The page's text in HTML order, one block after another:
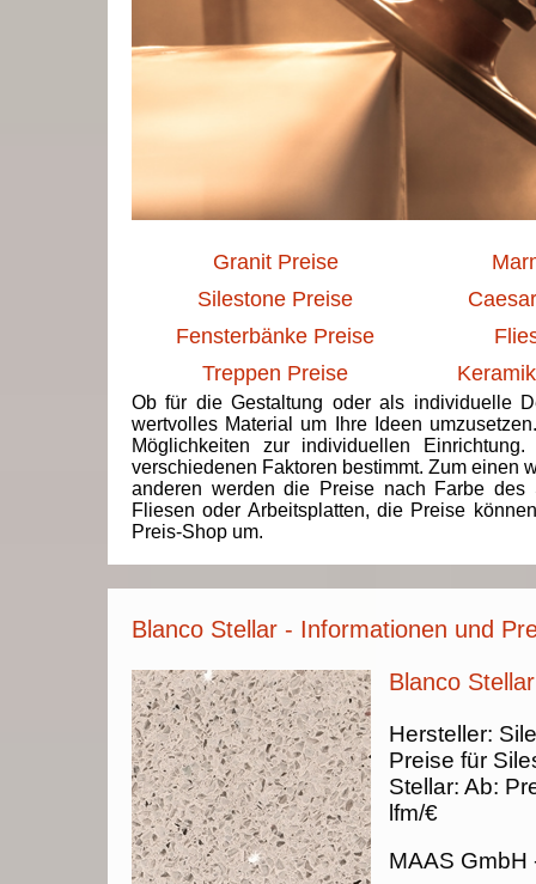
Granit Preise
Silestone Preise
Fensterbänke Preise
Treppen Preise
Ob für die Gestaltung oder als individuelle
wertvolles Material um Ihre Ideen
Möglichkeiten zur individuellen
verschiedenen Faktoren bestimmt. Zum einen
anderen werden die Preise nach Farbe des
Fliesen oder Arbeitsplatten, die Preise
Preis-Shop um.
Blanco Stellar - Informationen und
Blanco
Hersteller:
Preise für
Stellar: Ab:
lfm/€
MAAS GmbH